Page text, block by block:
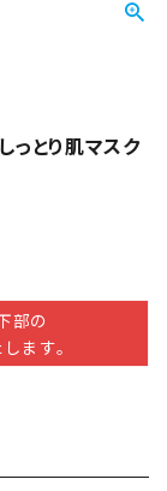
っとり肌マスク
部の
ます。